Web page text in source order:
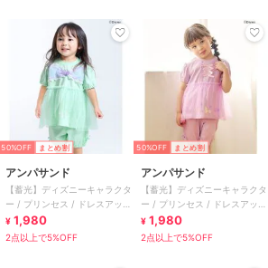
50%OFF まとめ割
アンパサンド
【蓄光】ディズニーキャラクタ
ー / プリンセス / ドレスアップ
セット
¥ 1,980
2点以上で5%OFF
50%OFF まとめ割
アンパサンド
【蓄光】ディズニーキャラクタ
ー / プリンセス / ドレスアップ
セット
¥ 1,980
2点以上で5%OFF